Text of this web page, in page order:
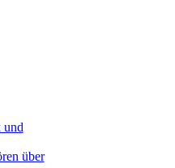
und
über